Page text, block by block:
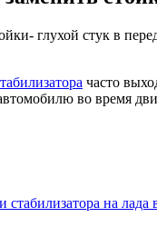
глухой стук в
часто
во время
стабилизатора на лада